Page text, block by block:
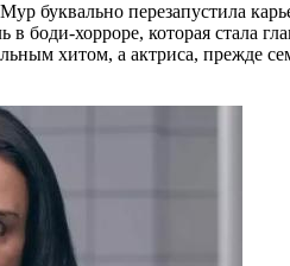
буквально перезапустила
боди-хорроре, которая стала
хитом, а актриса, прежде